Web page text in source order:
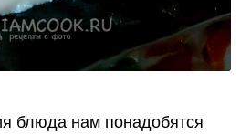
блюда нам понадобятся